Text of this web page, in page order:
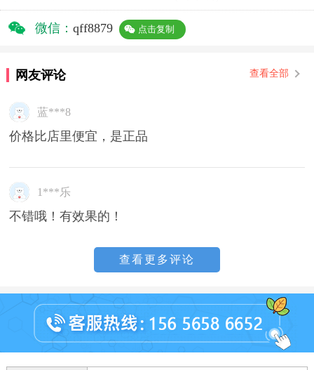
微信： qff8879 点击复制
网友评论 查看全部
蓝***8
价格比店里便宜，是正品
1***乐
不错哦！有效果的！
查看更多评论